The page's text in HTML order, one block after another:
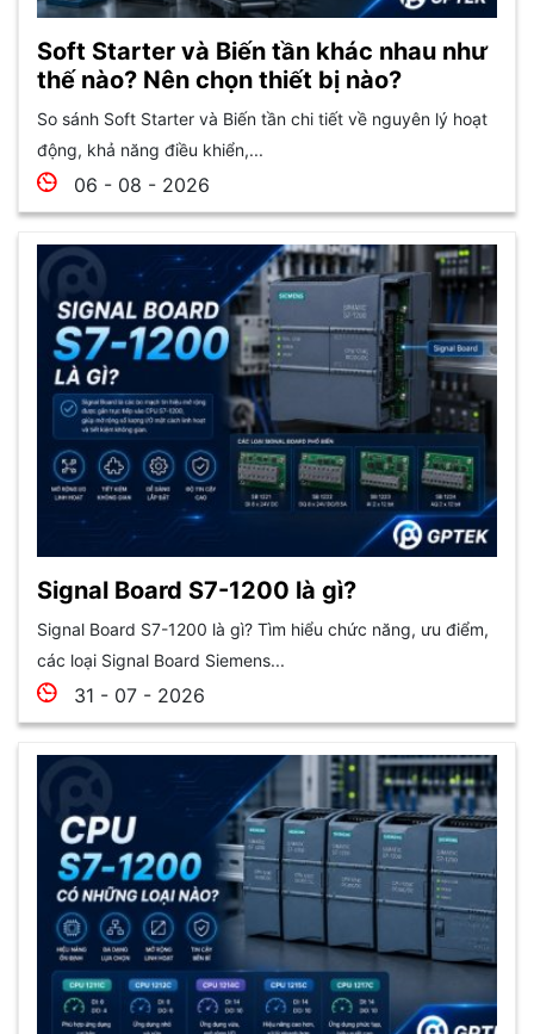
Soft Starter và Biến tần khác nhau như
thế nào? Nên chọn thiết bị nào?
So sánh Soft Starter và Biến tần chi tiết về nguyên lý hoạt
động, khả năng điều khiển,...
06 - 08 - 2026
Signal Board S7-1200 là gì?
Signal Board S7-1200 là gì? Tìm hiểu chức năng, ưu điểm,
các loại Signal Board Siemens...
31 - 07 - 2026